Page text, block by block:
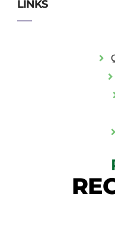
LINKS